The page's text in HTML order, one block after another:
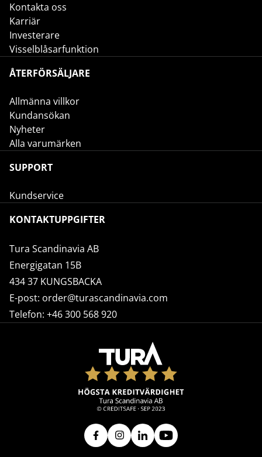
Kontakta oss
Karriär
Investerare
Visselblåsarfunktion
ÅTERFÖRSÄLJARE
Allmänna villkor
Kundansökan
Nyheter
Alla varumärken
SUPPORT
Kundservice
KONTAKTUPPGIFTER
Tura Scandinavia AB
Energigatan 15B
434 37 KUNGSBACKA
E-post: order@turascandinavia.com
Telefon: +46 300 568 920